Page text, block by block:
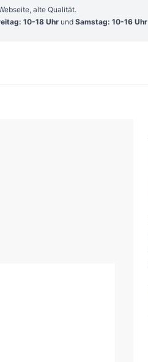
alte Qualität.
10-18 Uhrund Samstag: 10-16 Uhr